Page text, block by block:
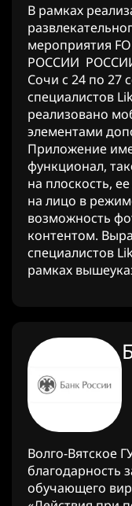
В рамках
мероприятия
РОССИИ РОССИИ 2020, проводившегося в г.
Сочи с 24 по 27
специалистов LikeVR было
реализовано
элементами
Приложение
функционал,
на плоскость, ее
на лицо в
возможность
контентом.
специалистов
рамках
Волго-Вятское
благодарность
обучающего